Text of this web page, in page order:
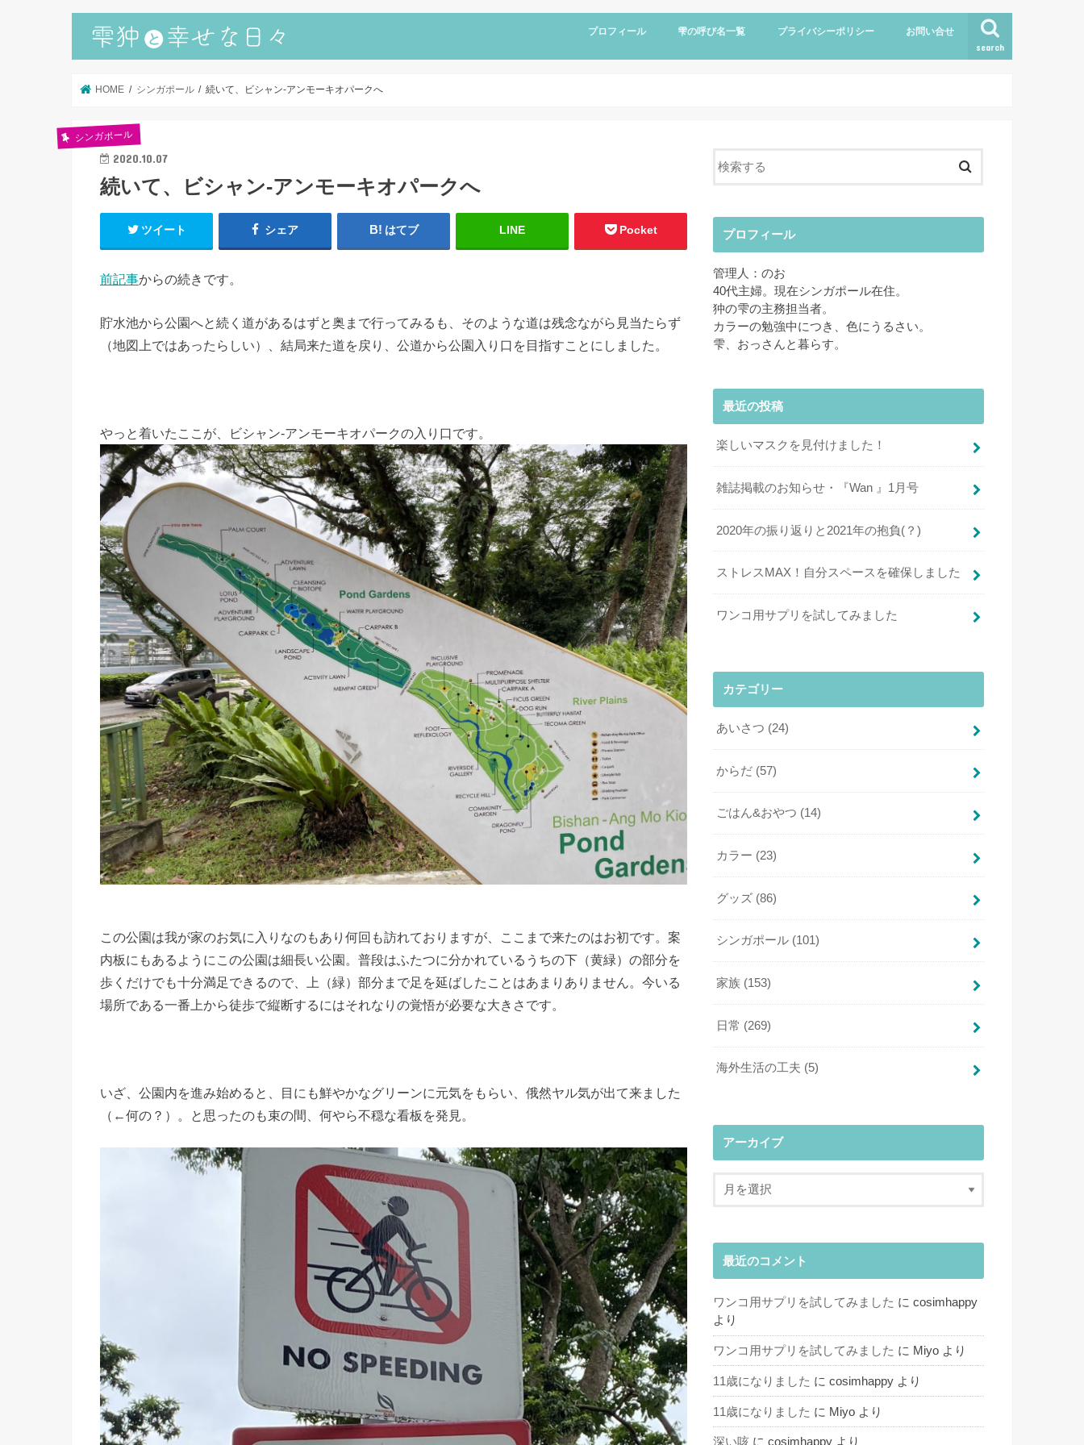
search
プロフィール 雫の呼び名一覧 プライバシーポリシー お問い合せ
HOME シンガポール 続いて、ビシャン-アンモーキオパークへ
シンガポール
2020.10.07
続いて、ビシャン-アンモーキオパークへ
ツイート シェア はてブ LINE Pocket
前記事からの続きです。
貯水池から公園へと続く道があるはずと奥まで行ってみるも、そのような道は残念ながら見当たらず
（地図上ではあったらしい）、結局来た道を戻り、公道から公園入り口を目指すことにしました。
やっと着いたここが、ビシャン-アンモーキオパークの入り口です。
この公園は我が家のお気に入りなのもあり何回も訪れておりますが、ここまで来たのはお初です。案
内板にもあるようにこの公園は細長い公園。普段はふたつに分かれているうちの下（黄緑）の部分を
歩くだけでも十分満足できるので、上（緑）部分まで足を延ばしたことはあまりありません。今いる
場所である一番上から徒歩で縦断するにはそれなりの覚悟が必要な大きさです。
いざ、公園内を進み始めると、目にも鮮やかなグリーンに元気をもらい、俄然ヤル気が出て来ました
（←何の？）。と思ったのも束の間、何やら不穏な看板を発見。
プロフィール
管理人：のお
40代主婦。現在シンガポール在住。
狆の雫の主務担当者。
カラーの勉強中につき、色にうるさい。
雫、おっさんと暮らす。
最近の投稿
楽しいマスクを見付けました！
雑誌掲載のお知らせ・『Wan 』1月号
2020年の振り返りと2021年の抱負(？)
ストレスMAX！自分スペースを確保しました
ワンコ用サプリを試してみました
カテゴリー
あいさつ (24)
からだ (57)
ごはん&おやつ (14)
カラー (23)
グッズ (86)
シンガポール (101)
家族 (153)
日常 (269)
海外生活の工夫 (5)
アーカイブ
最近のコメント
ワンコ用サプリを試してみました に cosimhappy
より
ワンコ用サプリを試してみました に Miyo より
11歳になりました に cosimhappy より
11歳になりました に Miyo より
深い咳 に cosimhappy より